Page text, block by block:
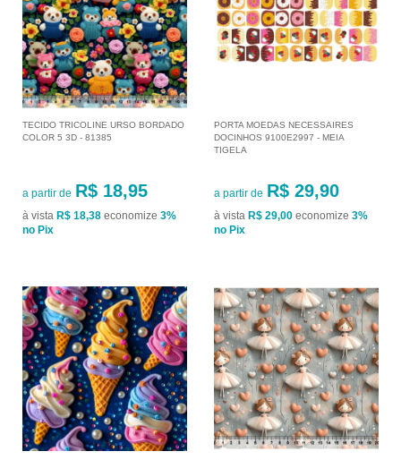
TECIDO TRICOLINE URSO BORDADO
COLOR 5 3D - 81385
a partir de R$ 18,95
à vista R$ 18,38 economize 3%
no Pix
PORTA MOEDAS NECESSAIRES
DOCINHOS 9100E2997 - MEIA
TIGELA
a partir de R$ 29,90
à vista R$ 29,00 economize 3%
no Pix